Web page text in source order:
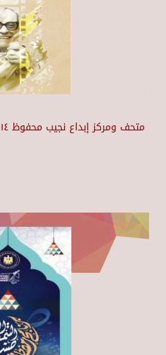
متحف ومركز إبداع نجيب محفوظ ١١٤ عاماً على ميلاد صاحب الثلاثية